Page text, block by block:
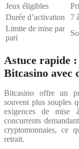
Jeux éligibles
Durée d’activation
7
Limite de mise par
pari
Astuce rapide
Bitcasino avec
Bitcasino offre un
souvent plus souples
exigences de mise
concurrents
cryptomonnaies, ce
retrait.